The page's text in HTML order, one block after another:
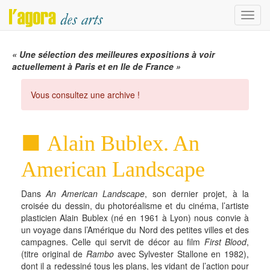
Menu
« Une sélection des meilleures expositions à voir
actuellement à Paris et en Ile de France »
Vous consultez une archive !
Alain Bublex. An
American Landscape
DansAn American Landscape, son dernier projet, à la
croisée du dessin, du photoréalisme et du cinéma, l’artiste
plasticien Alain Bublex (né en 1961 à Lyon) nous convie à
un voyage dans l’Amérique du Nord des petites villes et des
campagnes. Celle qui servit de décor au film First Blood,
(titre original de Ramboavec Sylvester Stallone en 1982),
dont il a redessiné tous les plans, les vidant de l’action pour